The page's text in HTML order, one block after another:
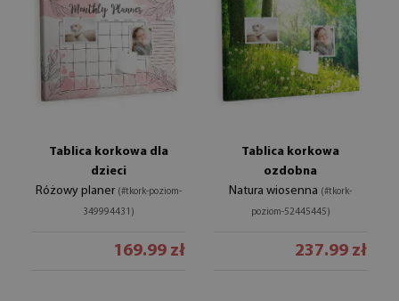
Tablica korkowa dla
dzieci
Różowy planer (#tkork-poziom-
349994431)
169.99 zł
Tablica korkowa
ozdobna
Natura wiosenna (#tkork-
poziom-52445445)
237.99 zł